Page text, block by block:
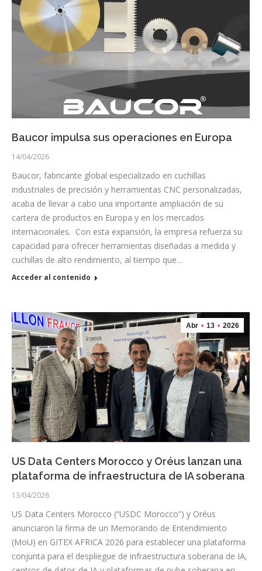
Baucor impulsa sus operaciones en Europa
14/04/2026
Baucor, fabricante global especializado en cuchillas
industriales de precisión y herramientas CNC personalizadas,
acaba de llevar a cabo una importante ampliación de su
cartera de productos en Europa y en los mercados
internacionales. Con esta expansión, la empresa refuerza su
capacidad para ofrecer herramientas diseñadas a medida y
cuchillas de alto rendimiento, al tiempo que…
Acceder al contenido
Abr 13 2026
US Data Centers Morocco y Oréus lanzan una
plataforma de infraestructura de IA soberana
13/04/2026
US Data Centers Morocco (“USDC Morocco”) y Oréus
anunciaron la firma de un Memorando de Entendimiento
(MoU) en GITEX AFRICA 2026 para establecer una plataforma
conjunta para el despliegue de infraestructura soberana de IA,